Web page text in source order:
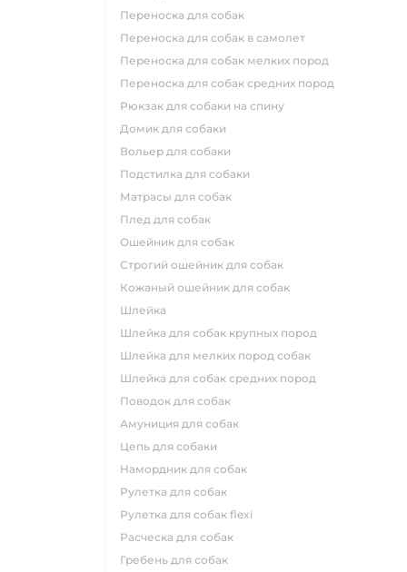
переноска для собак
переноска для собак в самолет
переноска для собак мелких пород
переноска для собак средних пород
рюкзак для собаки на спину
домик для собаки
вольер для собаки
подстилка для собаки
матрасы для собак
плед для собак
ошейник для собак
строгий ошейник для собак
кожаный ошейник для собак
шлейка
шлейка для собак крупных пород
шлейка для мелких пород собак
шлейка для собак средних пород
поводок для собак
амуниция для собак
цепь для собаки
намордник для собак
рулетка для собак
рулетка для собак flexi
расческа для собак
гребень для собак